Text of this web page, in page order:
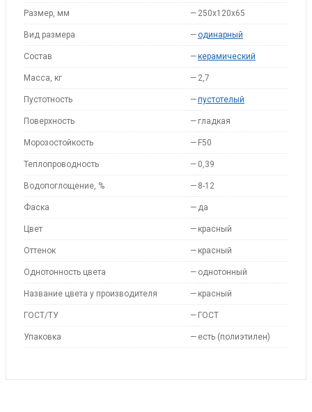
Размер, мм — 250x120x65
Вид размера — одинарный
Состав —керамический
Масса, кг — 2,7
Пустотность —пустотелый
Поверхность — гладкая
Морозостойкость — F50
Теплопроводность — 0,39
Водопоглощение, % — 8-12
Фаска — да
Цвет — красный
Оттенок — красный
Однотонность цвета — однотонный
Название цвета у производителя — красный
ГОСТ/ТУ — ГОСТ
Упаковка — есть (полиэтилен)